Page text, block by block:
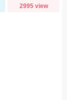
2995 view